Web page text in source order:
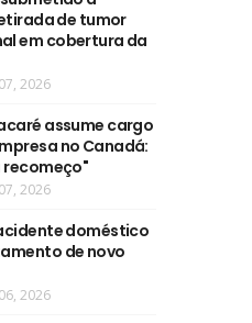
de tumor
em cobertura da
2026
assume cargo
no Canadá:
recomeço"
2026
doméstico
de novo
2026